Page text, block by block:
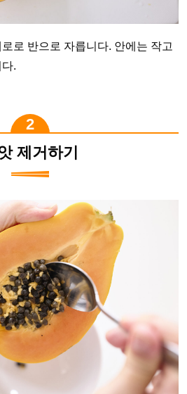
로 반으로 자릅니다. 안에는 작고
.
제거하기